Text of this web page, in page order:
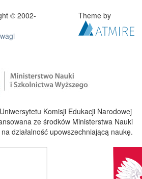
© 2002-
Theme by
Komisji Edukacji Narodowej
ze środków Ministerstwa Nauki
działalność upowszechniającą naukę.